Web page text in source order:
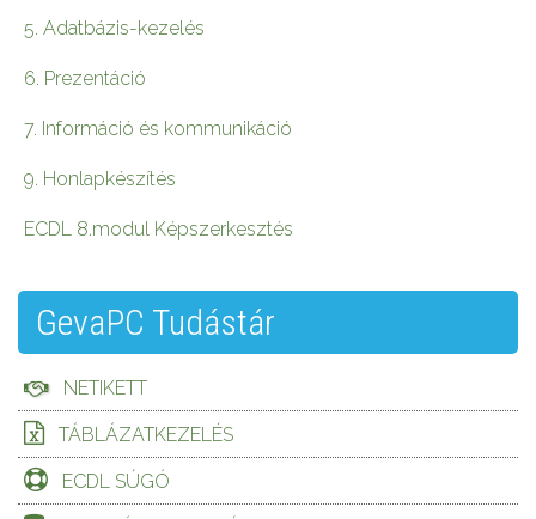
5. Adatbázis-kezelés
6. Prezentáció
7. Információ és kommunikáció
9. Honlapkészítés
ECDL 8.modul Képszerkesztés
GevaPC Tudástár
NETIKETT
TÁBLÁZATKEZELÉS
ECDL SÚGÓ